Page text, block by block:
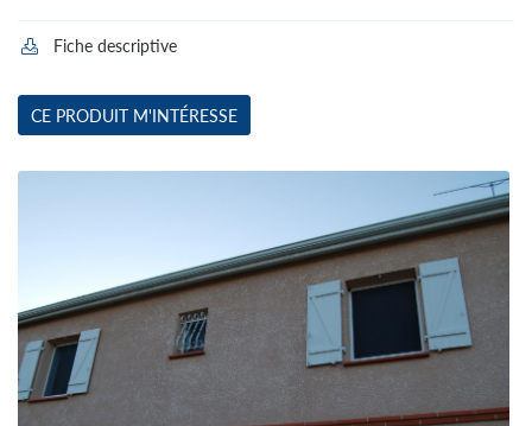
 Fiche descriptive
CE PRODUIT M'INTÉRESSE